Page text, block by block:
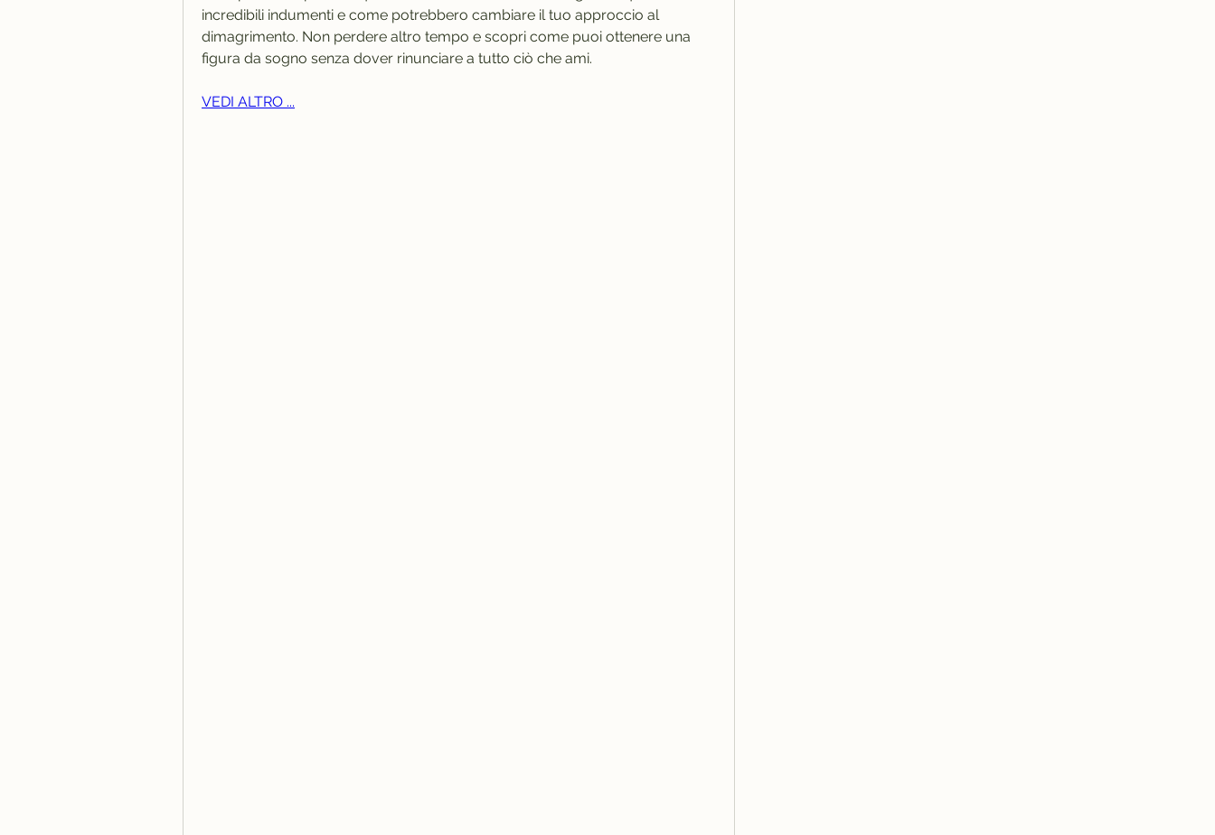
incredibili indumenti e come potrebbero cambiare il tuo approccio al
dimagrimento. Non perdere altro tempo e scopri come puoi ottenere una
figura da sogno senza dover rinunciare a tutto ciò che ami.
VEDI ALTRO ...